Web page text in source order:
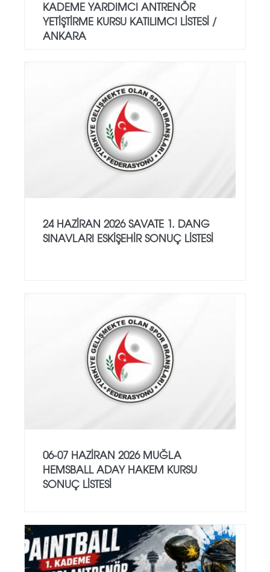
KADEME YARDIMCI ANTRENÖR
YETİŞTİRME KURSU KATILIMCI LİSTESİ /
ANKARA
24 HAZİRAN 2026 SAVATE 1. DANG
SINAVLARI ESKİŞEHİR SONUÇ LİSTESİ
06-07 HAZİRAN 2026 MUĞLA
HEMSBALL ADAY HAKEM KURSU
SONUÇ LİSTESİ